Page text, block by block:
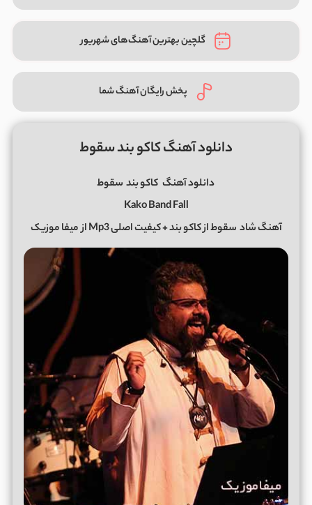
گلچین بهترین آهنگ‌های شهریور
پخش رایگان آهنگ شما
دانلود آهنگ کاکو بند سقوط
دانلود آهنگ کاکو بند سقوط
Kako Band Fall
آهنگ شاد سقوطازکاکو بند+ کیفیت اصلی Mp3 از میفا موزیک